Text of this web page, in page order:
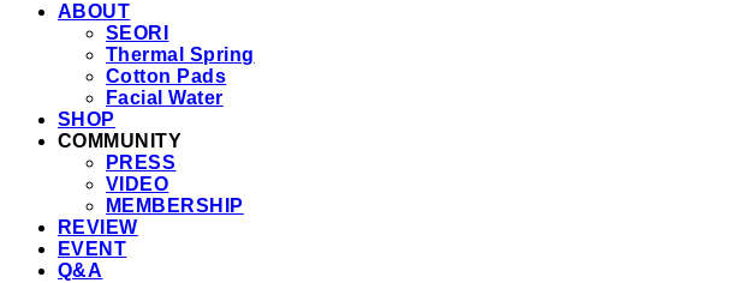
ABOUT
SEORI
Thermal Spring
Cotton Pads
Facial Water
SHOP
COMMUNITY
PRESS
VIDEO
MEMBERSHIP
REVIEW
EVENT
Q&A